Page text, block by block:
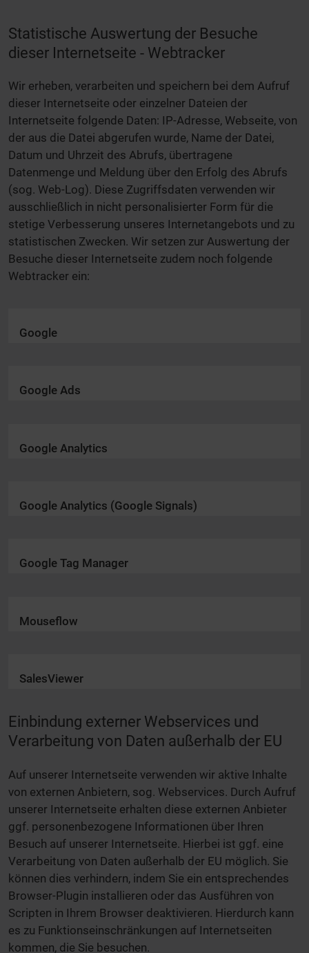
Statistische Auswertung der Besuche
dieser Internetseite - Webtracker
Wir erheben, verarbeiten und speichern bei dem Aufruf
dieser Internetseite oder einzelner Dateien der
Internetseite folgende Daten: IP-Adresse, Webseite, von
der aus die Datei abgerufen wurde, Name der Datei,
Datum und Uhrzeit des Abrufs, übertragene
Datenmenge und Meldung über den Erfolg des Abrufs
(sog. Web-Log). Diese Zugriffsdaten verwenden wir
ausschließlich in nicht personalisierter Form für die
stetige Verbesserung unseres Internetangebots und zu
statistischen Zwecken. Wir setzen zur Auswertung der
Besuche dieser Internetseite zudem noch folgende
Webtracker ein:
Google
Google Ads
Google Analytics
Google Analytics (Google Signals)
Google Tag Manager
Mouseflow
SalesViewer
Einbindung externer Webservices und
Verarbeitung von Daten außerhalb der EU
Auf unserer Internetseite verwenden wir aktive Inhalte
von externen Anbietern, sog. Webservices. Durch Aufruf
unserer Internetseite erhalten diese externen Anbieter
ggf. personenbezogene Informationen über Ihren
Besuch auf unserer Internetseite. Hierbei ist ggf. eine
Verarbeitung von Daten außerhalb der EU möglich. Sie
können dies verhindern, indem Sie ein entsprechendes
Browser-Plugin installieren oder das Ausführen von
Scripten in Ihrem Browser deaktivieren. Hierdurch kann
es zu Funktionseinschränkungen auf Internetseiten
kommen, die Sie besuchen.